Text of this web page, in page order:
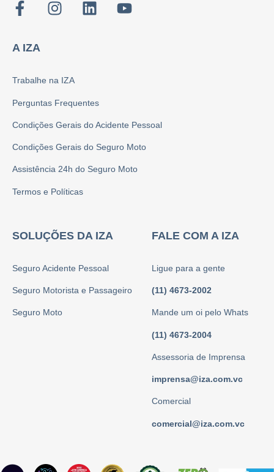
A IZA
Trabalhe na IZA
Perguntas Frequentes
Condições Gerais do Acidente Pessoal
Condições Gerais do Seguro Moto
Assistência 24h do Seguro Moto
Termos e Políticas
SOLUÇÕES DA IZA
Seguro Acidente Pessoal
Seguro Motorista e Passageiro
Seguro Moto
FALE COM A IZA
Ligue para a gente
(11) 4673-2002
Mande um oi pelo Whats
(11) 4673-2004
Assessoria de Imprensa
imprensa@iza.com.vc
Comercial
comercial@iza.com.vc